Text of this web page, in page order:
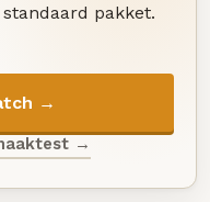
pakket.
→
→